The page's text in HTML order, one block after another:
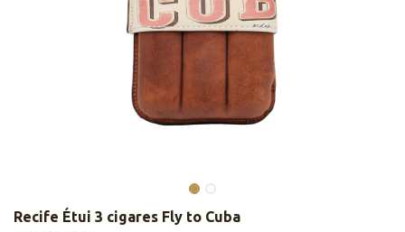
Recife Étui 3 cigares Fly to Cuba